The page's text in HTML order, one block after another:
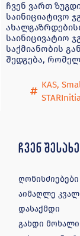
ჩვენ ვართ
საინიციატივო
საინიცივატიო
საქმიანობის
შედგება,
KAS,
ჩვენ
ღონისძიებები
აიმაღლე
დასაქმდი
გახდი